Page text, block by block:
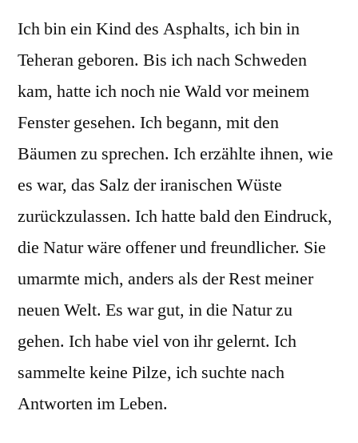
Ich bin ein Kind des Asphalts, ich bin in
Teheran geboren. Bis ich nach Schweden
kam, hatte ich noch nie Wald vor meinem
Fenster gesehen. Ich begann, mit den
Bäumen zu sprechen. Ich erzählte ihnen, wie
es war, das Salz der iranischen Wüste
zurückzulassen. Ich hatte bald den Eindruck,
die Natur wäre offener und freundlicher. Sie
umarmte mich, anders als der Rest meiner
neuen Welt. Es war gut, in die Natur zu
gehen. Ich habe viel von ihr gelernt. Ich
sammelte keine Pilze, ich suchte nach
Antworten im Leben.